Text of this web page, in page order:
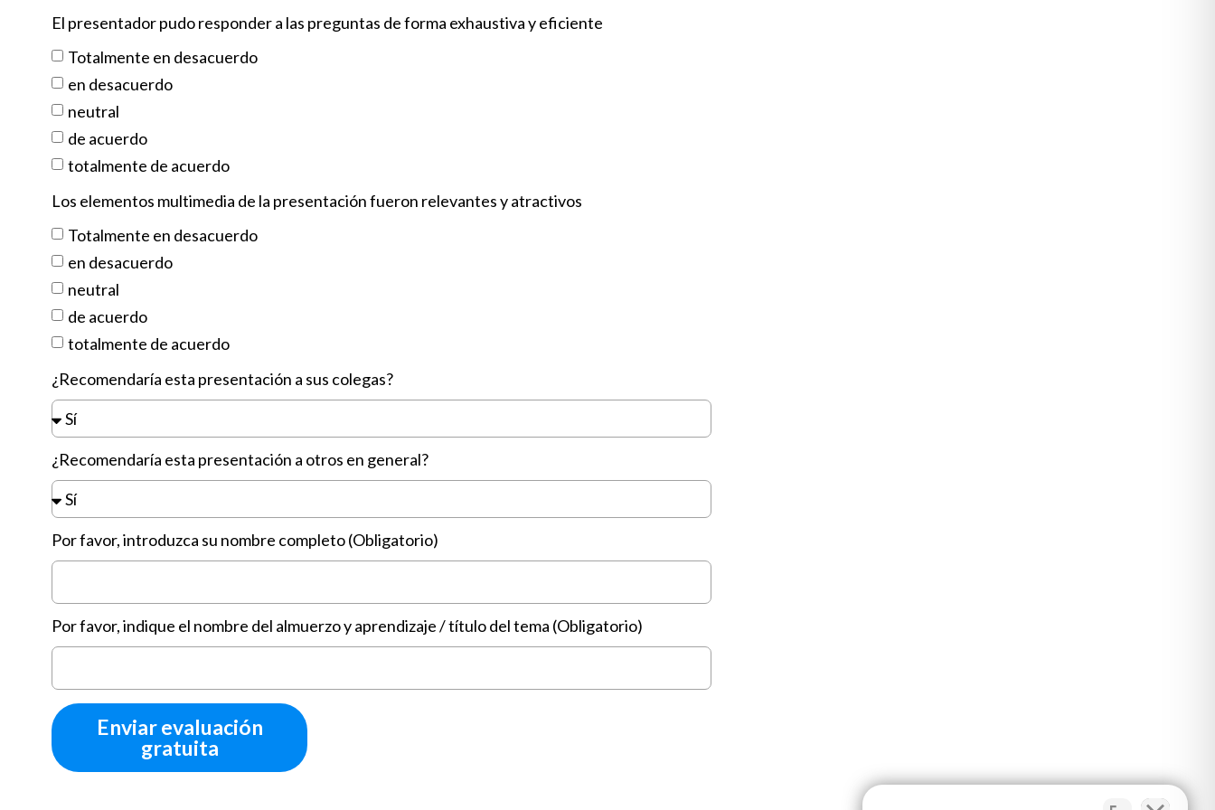
El presentador pudo responder a las preguntas de forma exhaustiva y eficiente
Totalmente en desacuerdo
en desacuerdo
neutral
de acuerdo
totalmente de acuerdo
Los elementos multimedia de la presentación fueron relevantes y atractivos
Totalmente en desacuerdo
en desacuerdo
neutral
de acuerdo
totalmente de acuerdo
¿Recomendaría esta presentación a sus colegas?
¿Recomendaría esta presentación a otros en general?
Por favor, introduzca su nombre completo (Obligatorio)
Por favor, indique el nombre del almuerzo y aprendizaje / título del tema (Obligatorio)
Enviar evaluación
gratuita